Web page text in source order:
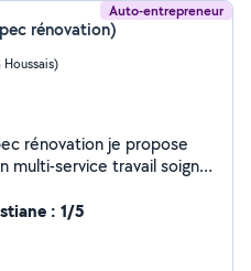
Auto-entrepreneur
rénovation)
Houssais)
rénovation je propose
travail soigné
: 1/5